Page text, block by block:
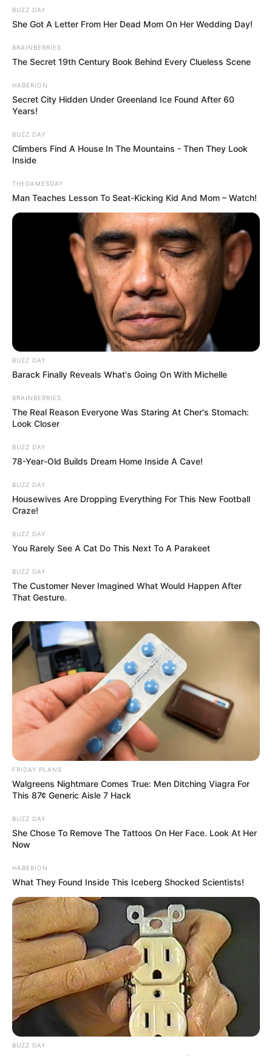
BUZZ DAY
She Got A Letter From Her Dead Mom On Her Wedding Day!
BRAINBERRIES
The Secret 19th Century Book Behind Every Clueless Scene
HABERION
Secret City Hidden Under Greenland Ice Found After 60
Years!
BUZZ DAY
Climbers Find A House In The Mountains - Then They Look
Inside
THEGAMESDAY
Man Teaches Lesson To Seat-Kicking Kid And Mom – Watch!
BUZZ DAY
Barack Finally Reveals What's Going On With Michelle
BRAINBERRIES
The Real Reason Everyone Was Staring At Cher's Stomach:
Look Closer
BUZZ DAY
78-Year-Old Builds Dream Home Inside A Cave!
BUZZ DAY
Housewives Are Dropping Everything For This New Football
Craze!
BUZZ DAY
You Rarely See A Cat Do This Next To A Parakeet
BUZZ DAY
The Customer Never Imagined What Would Happen After
That Gesture.
FRIDAY PLANS
Walgreens Nightmare Comes True: Men Ditching Viagra For
This 87¢ Generic Aisle 7 Hack
BUZZ DAY
She Chose To Remove The Tattoos On Her Face. Look At Her
Now
HABERION
What They Found Inside This Iceberg Shocked Scientists!
BUZZ DAY